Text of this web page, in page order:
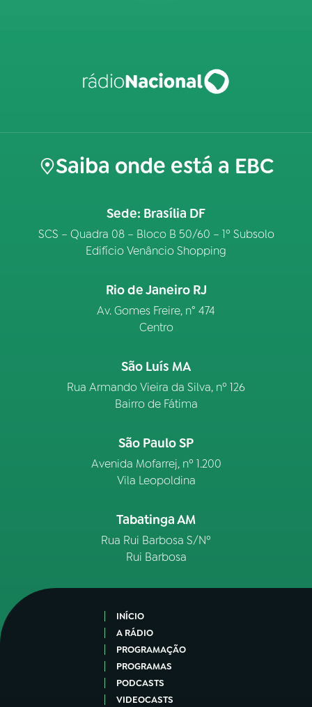
Saiba onde está a EBC
Sede: Brasília DF
SCS – Quadra 08 – Bloco B 50/60 – 1º Subsolo
Edifício Venâncio Shopping
Rio de Janeiro RJ
Av. Gomes Freire, n° 474
Centro
São Luís MA
Rua Armando Vieira da Silva, nº 126
Bairro de Fátima
São Paulo SP
Avenida Mofarrej, nº 1.200
Vila Leopoldina
Tabatinga AM
Rua Rui Barbosa S/Nº
Rui Barbosa
INÍCIO
A RÁDIO
PROGRAMAÇÃO
PROGRAMAS
PODCASTS
VIDEOCASTS